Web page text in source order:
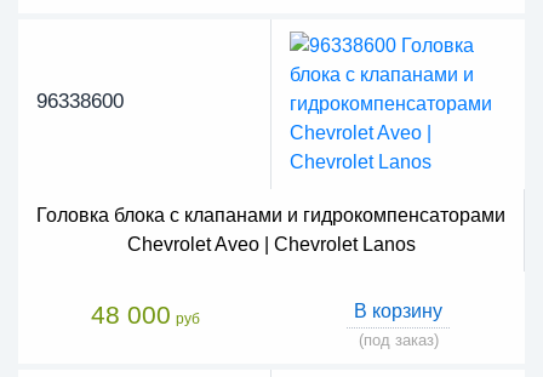
96338600
Головка блока с клапанами и гидрокомпенсаторами
Chevrolet Aveo | Chevrolet Lanos
48 000 руб В корзину
(под заказ)